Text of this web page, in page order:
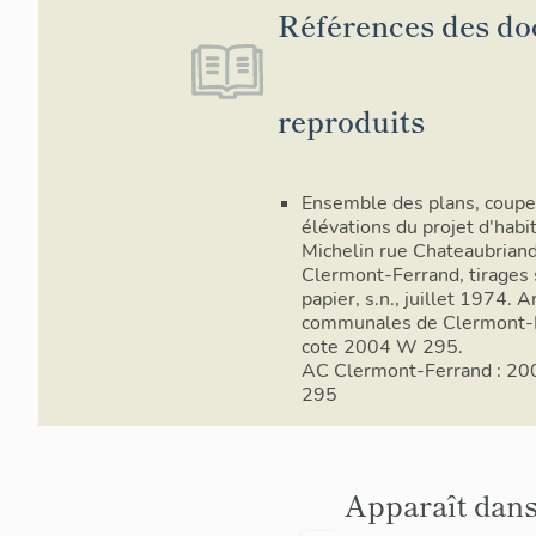
Références des
reproduits
Ensemble des plans,
élévations du projet
Michelin rue
Clermont-Ferrand, tirages
papier, s.n., juillet 1974.
communales de
cote 2004 W 295.
AC Clermont-Ferrand :
295
Apparaît